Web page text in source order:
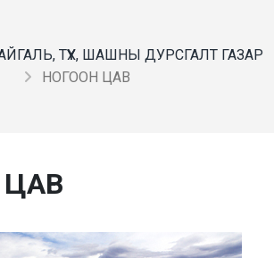
ТҮҮХ, ШАШНЫ ДУРСГАЛТ ГАЗАР
НОГООН ЦАВ